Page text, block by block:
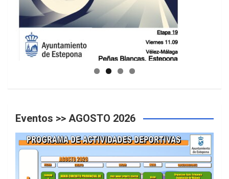
GUIA DE INSTALACIONES DEPORTIVAS
Eventos >> AGOSTO 2026